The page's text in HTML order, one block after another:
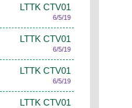
LTTK CTV01
6/5/19
LTTK CTV01
6/5/19
LTTK CTV01
6/5/19
LTTK CTV01